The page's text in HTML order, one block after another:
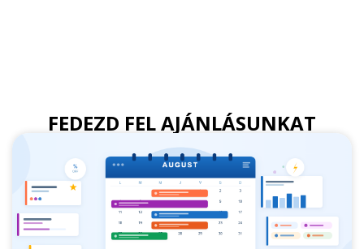
FEDEZD FEL AJÁNLÁSUNKAT